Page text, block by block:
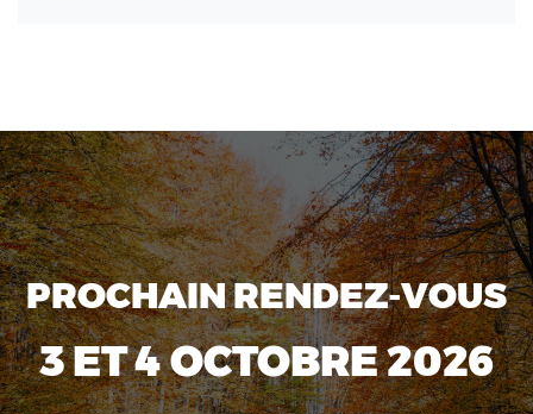
PROCHAIN RENDEZ-VOUS
3 ET 4 OCTOBRE 2026